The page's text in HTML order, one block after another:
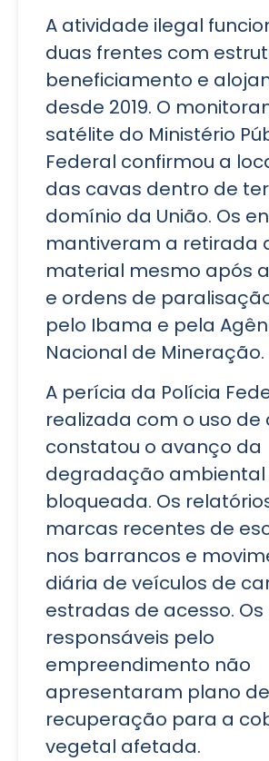
A atividade ilegal
duas frentes com
beneficiamento e
desde 2019. O
satélite do Ministério
Federal confirmou a
das cavas dentro de
domínio da União. Os
mantiveram a retirada
material mesmo após
e ordens de
pelo Ibama e pela
Nacional de Mineração.
A perícia da Polícia
realizada com o uso de
constatou o avanço da
degradação ambiental
bloqueada. Os
marcas recentes de
nos barrancos e
diária de veículos de
estradas de acesso. Os
responsáveis pelo
empreendimento não
apresentaram plano de
recuperação para a
vegetal afetada.